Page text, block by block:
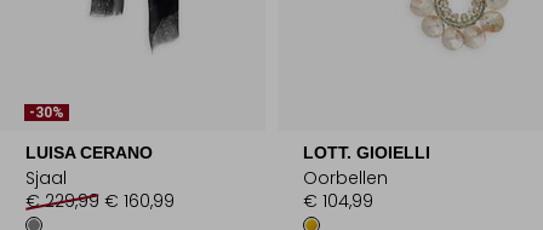
-30%
LUISA CERANO
Sjaal
€ 229,99 € 160,99
LOTT. GIOIELLI
Oorbellen
€ 104,99